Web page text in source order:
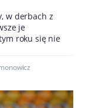
w derbach z
je
roku się nie